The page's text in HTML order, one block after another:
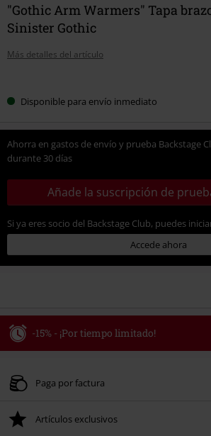
"Gothic Arm Warmers" Tapa
Sinister Gothic
Más detalles del artículo
tu Disponible para envío inmediato
Ahorra en gastos de envío y prueba Backstage
durante 30 días
Añade la suscripción de
Si ya eres socio del Backstage Club, puedes
Accede ahora
-15% - ¡Por tiempo limitado!
Válido hasta 8/9/26
Tras introducir el código, el descuento se deducirá
Paga por factura
Artículos exclusivos